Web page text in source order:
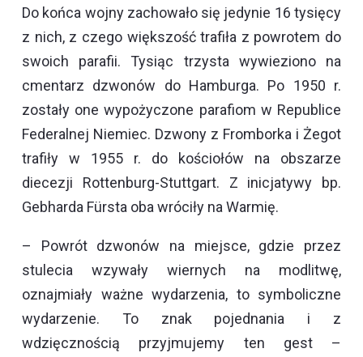
Do końca wojny zachowało się jedynie 16 tysięcy
z nich, z czego większość trafiła z powrotem do
swoich parafii. Tysiąc trzysta wywieziono na
cmentarz dzwonów do Hamburga. Po 1950 r.
zostały one wypożyczone parafiom w Republice
Federalnej Niemiec. Dzwony z Fromborka i Żegot
trafiły w 1955 r. do kościołów na obszarze
diecezji Rottenburg-Stuttgart. Z inicjatywy bp.
Gebharda Fürsta oba wróciły na Warmię.
– Powrót dzwonów na miejsce, gdzie przez
stulecia wzywały wiernych na modlitwę,
oznajmiały ważne wydarzenia, to symboliczne
wydarzenie. To znak pojednania i z
wdzięcznością przyjmujemy ten gest –